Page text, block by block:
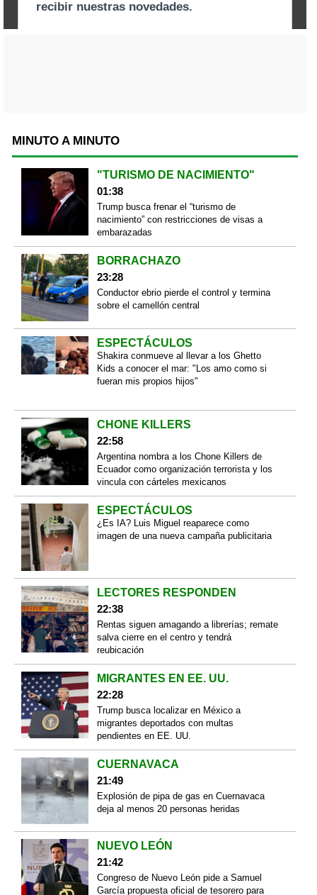
MINUTO A MINUTO
"TURISMO DE NACIMIENTO"
01:38
Trump busca frenar el “turismo de
nacimiento” con restricciones de visas a
embarazadas
BORRACHAZO
23:28
Conductor ebrio pierde el control y termina
sobre el camellón central
ESPECTÁCULOS
Shakira conmueve al llevar a los Ghetto
Kids a conocer el mar: "Los amo como si
fueran mis propios hijos"
CHONE KILLERS
22:58
Argentina nombra a los Chone Killers de
Ecuador como organización terrorista y los
vincula con cárteles mexicanos
ESPECTÁCULOS
¿Es IA? Luis Miguel reaparece como
imagen de una nueva campaña publicitaria
LECTORES RESPONDEN
22:38
Rentas siguen amagando a librerías; remate
salva cierre en el centro y tendrá
reubicación
MIGRANTES EN EE. UU.
22:28
Trump busca localizar en México a
migrantes deportados con multas
pendientes en EE. UU.
CUERNAVACA
21:49
Explosión de pipa de gas en Cuernavaca
deja al menos 20 personas heridas
NUEVO LEÓN
21:42
Congreso de Nuevo León pide a Samuel
García propuesta oficial de tesorero para